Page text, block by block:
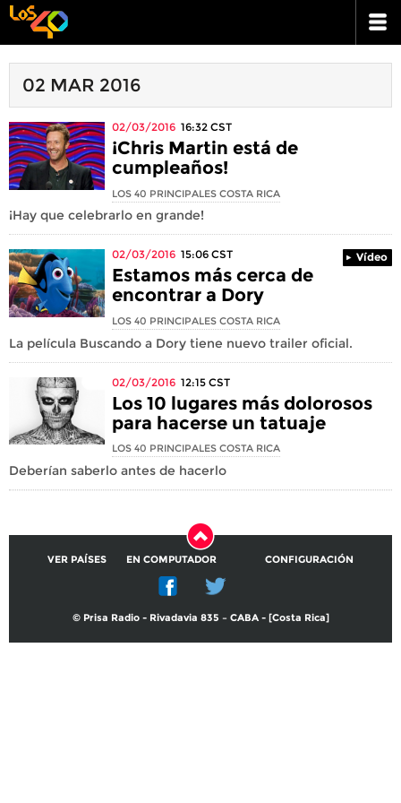
02 MAR 2016
02/03/2016 16:32 CST
¡Chris Martin está de
cumpleaños!
LOS 40 PRINCIPALES COSTA RICA
¡Hay que celebrarlo en grande!
02/03/2016 15:06 CST Vídeo
Estamos más cerca de
encontrar a Dory
LOS 40 PRINCIPALES COSTA RICA
La película Buscando a Dory tiene nuevo trailer oficial.
02/03/2016 12:15 CST
Los 10 lugares más dolorosos
para hacerse un tatuaje
LOS 40 PRINCIPALES COSTA RICA
Deberían saberlo antes de hacerlo
VER PAÍSES EN COMPUTADOR CONFIGURACIÓN
© Prisa Radio - Rivadavia 835 – CABA - [Costa Rica]